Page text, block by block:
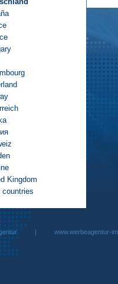
Kingdom
countries
| www.werbeagentur-